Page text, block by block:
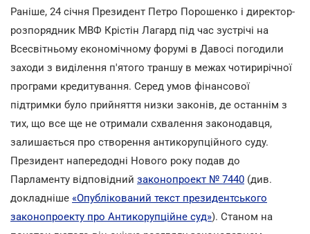
Раніше, 24 січня Президент Петро Порошенко і директор-
розпорядник МВФ Крістін Лагард під час зустрічі на
Всесвітньому економічному форумі в Давосі погодили
заходи з виділення п'ятого траншу в межах чотирирічної
програми кредитування. Серед умов фінансової
підтримки було прийняття низки законів, де останнім з
тих, що все ще не отримали схвалення законодавця,
залишається про створення антикорупційного суду.
Президент напередодні Нового року подав до
Парламенту відповідний законопроект № 7440 (див.
докладніше «Опублікований текст президентського
законопроекту про Антикорупційне суд»). Станом на